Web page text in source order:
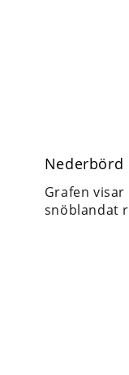
Nederbörd
Grafen
snöblandat